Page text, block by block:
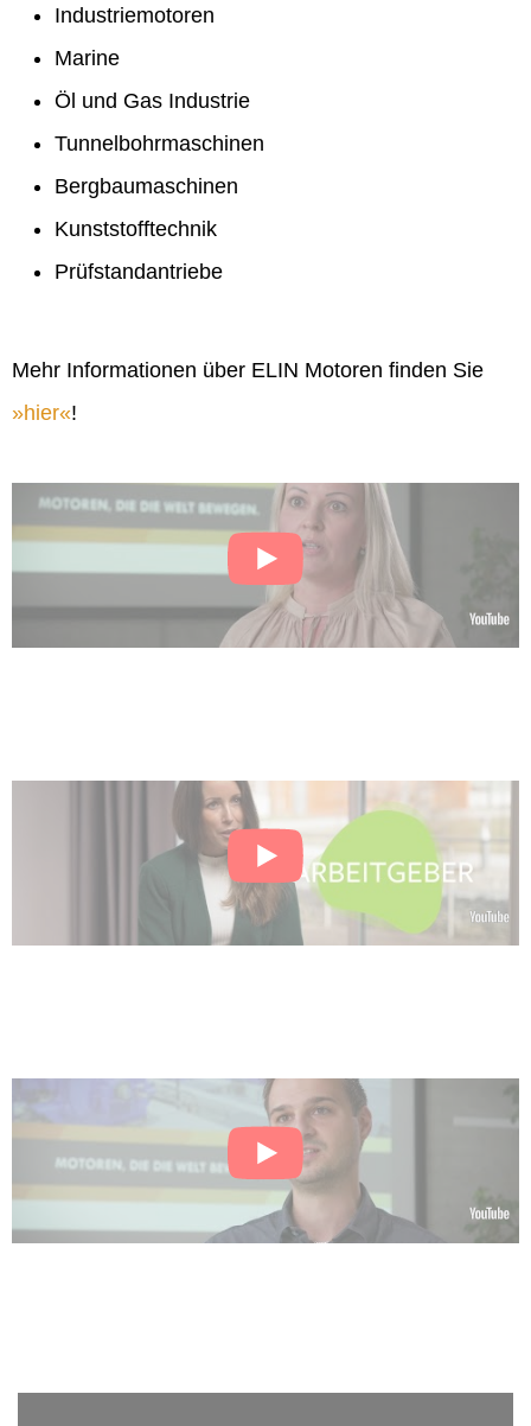
Industriemotoren
Marine
Öl und Gas Industrie
Tunnelbohrmaschinen
Bergbaumaschinen
Kunststofftechnik
Prüfstandantriebe
Mehr Informationen über ELIN Motoren finden Sie
hier !